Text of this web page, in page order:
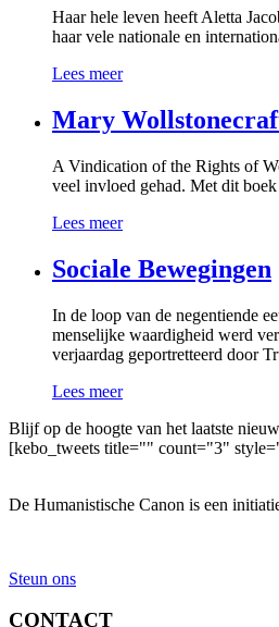
Haar hele leven heeft Aletta
haar vele nationale en
Lees meer
Mary
A Vindication of the Rights of
veel invloed gehad. Met dit
Lees meer
Sociale Bewegingen
In de loop van de negentiende
menselijke waardigheid werd
verjaardag geportretteerd door
Lees meer
Blijf op de hoogte van het laatste
[kebo_tweets title="" count="3"
De Humanistische Canon is een
Steun ons
CONTACT